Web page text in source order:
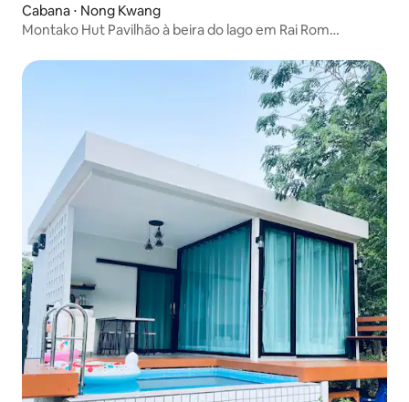
Cabana ⋅ Nong Kwang
Montako Hut Pavilhão à beira do lago em Rai Rom